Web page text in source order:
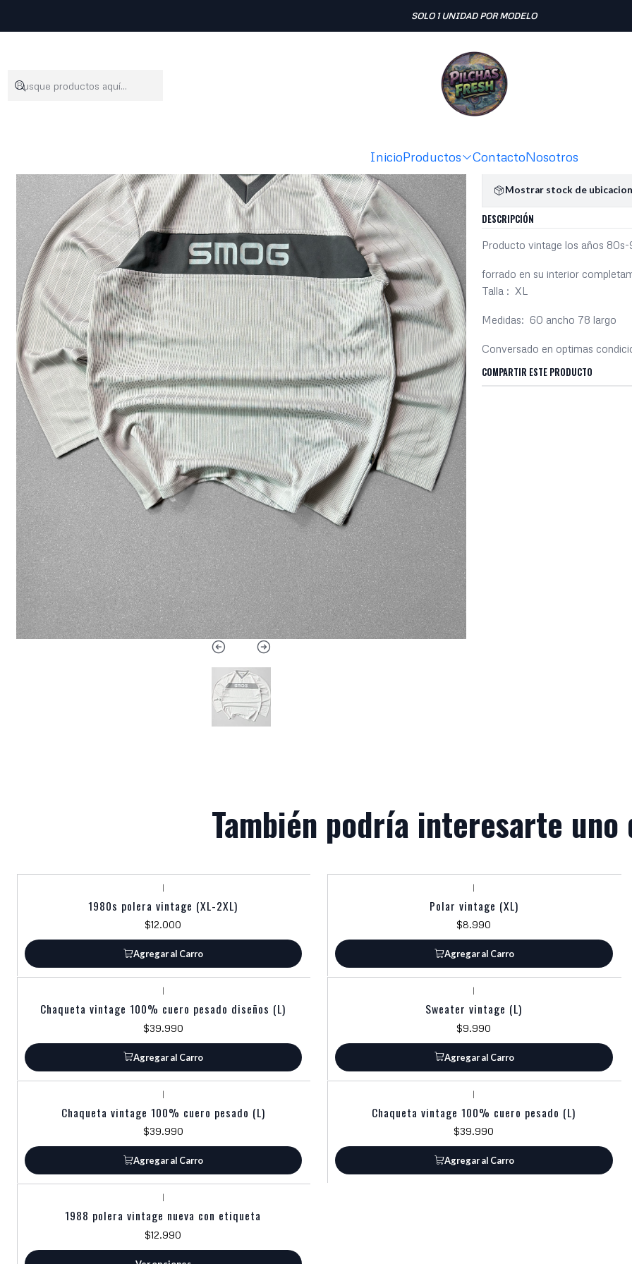
InicioProductos ContactoNosotros
SOLO 1 UNIDAD POR MODELO
POLERAS Polera gruesa vintage (XL)
Polera
Cantidad
Agregar a la lista de
Mostrar stock de
DESCRIPCIÓN
Producto vintage los años 80s-
forrado en su interior
Talla : XL
Medidas: 60 ancho 78 largo
Conversado en optimas
COMPARTIR ESTE PRODUCTO
También podría interesarte uno
|
1980s polera vintage (XL-2XL)
$12.000
Agregar al Carro
|
Polar vintage (XL)
$8.990
Agregar al Carro
|
Chaqueta vintage 100% cuero pesado diseños (L)
$39.990
Agregar al Carro
|
Sweater vintage (L)
$9.990
Agregar al Carro
|
Chaqueta vintage 100% cuero pesado (L)
$39.990
Agregar al Carro
|
Chaqueta vintage 100% cuero pesado (L)
$39.990
Agregar al Carro
|
1988 polera vintage nueva con etiqueta
$12.990